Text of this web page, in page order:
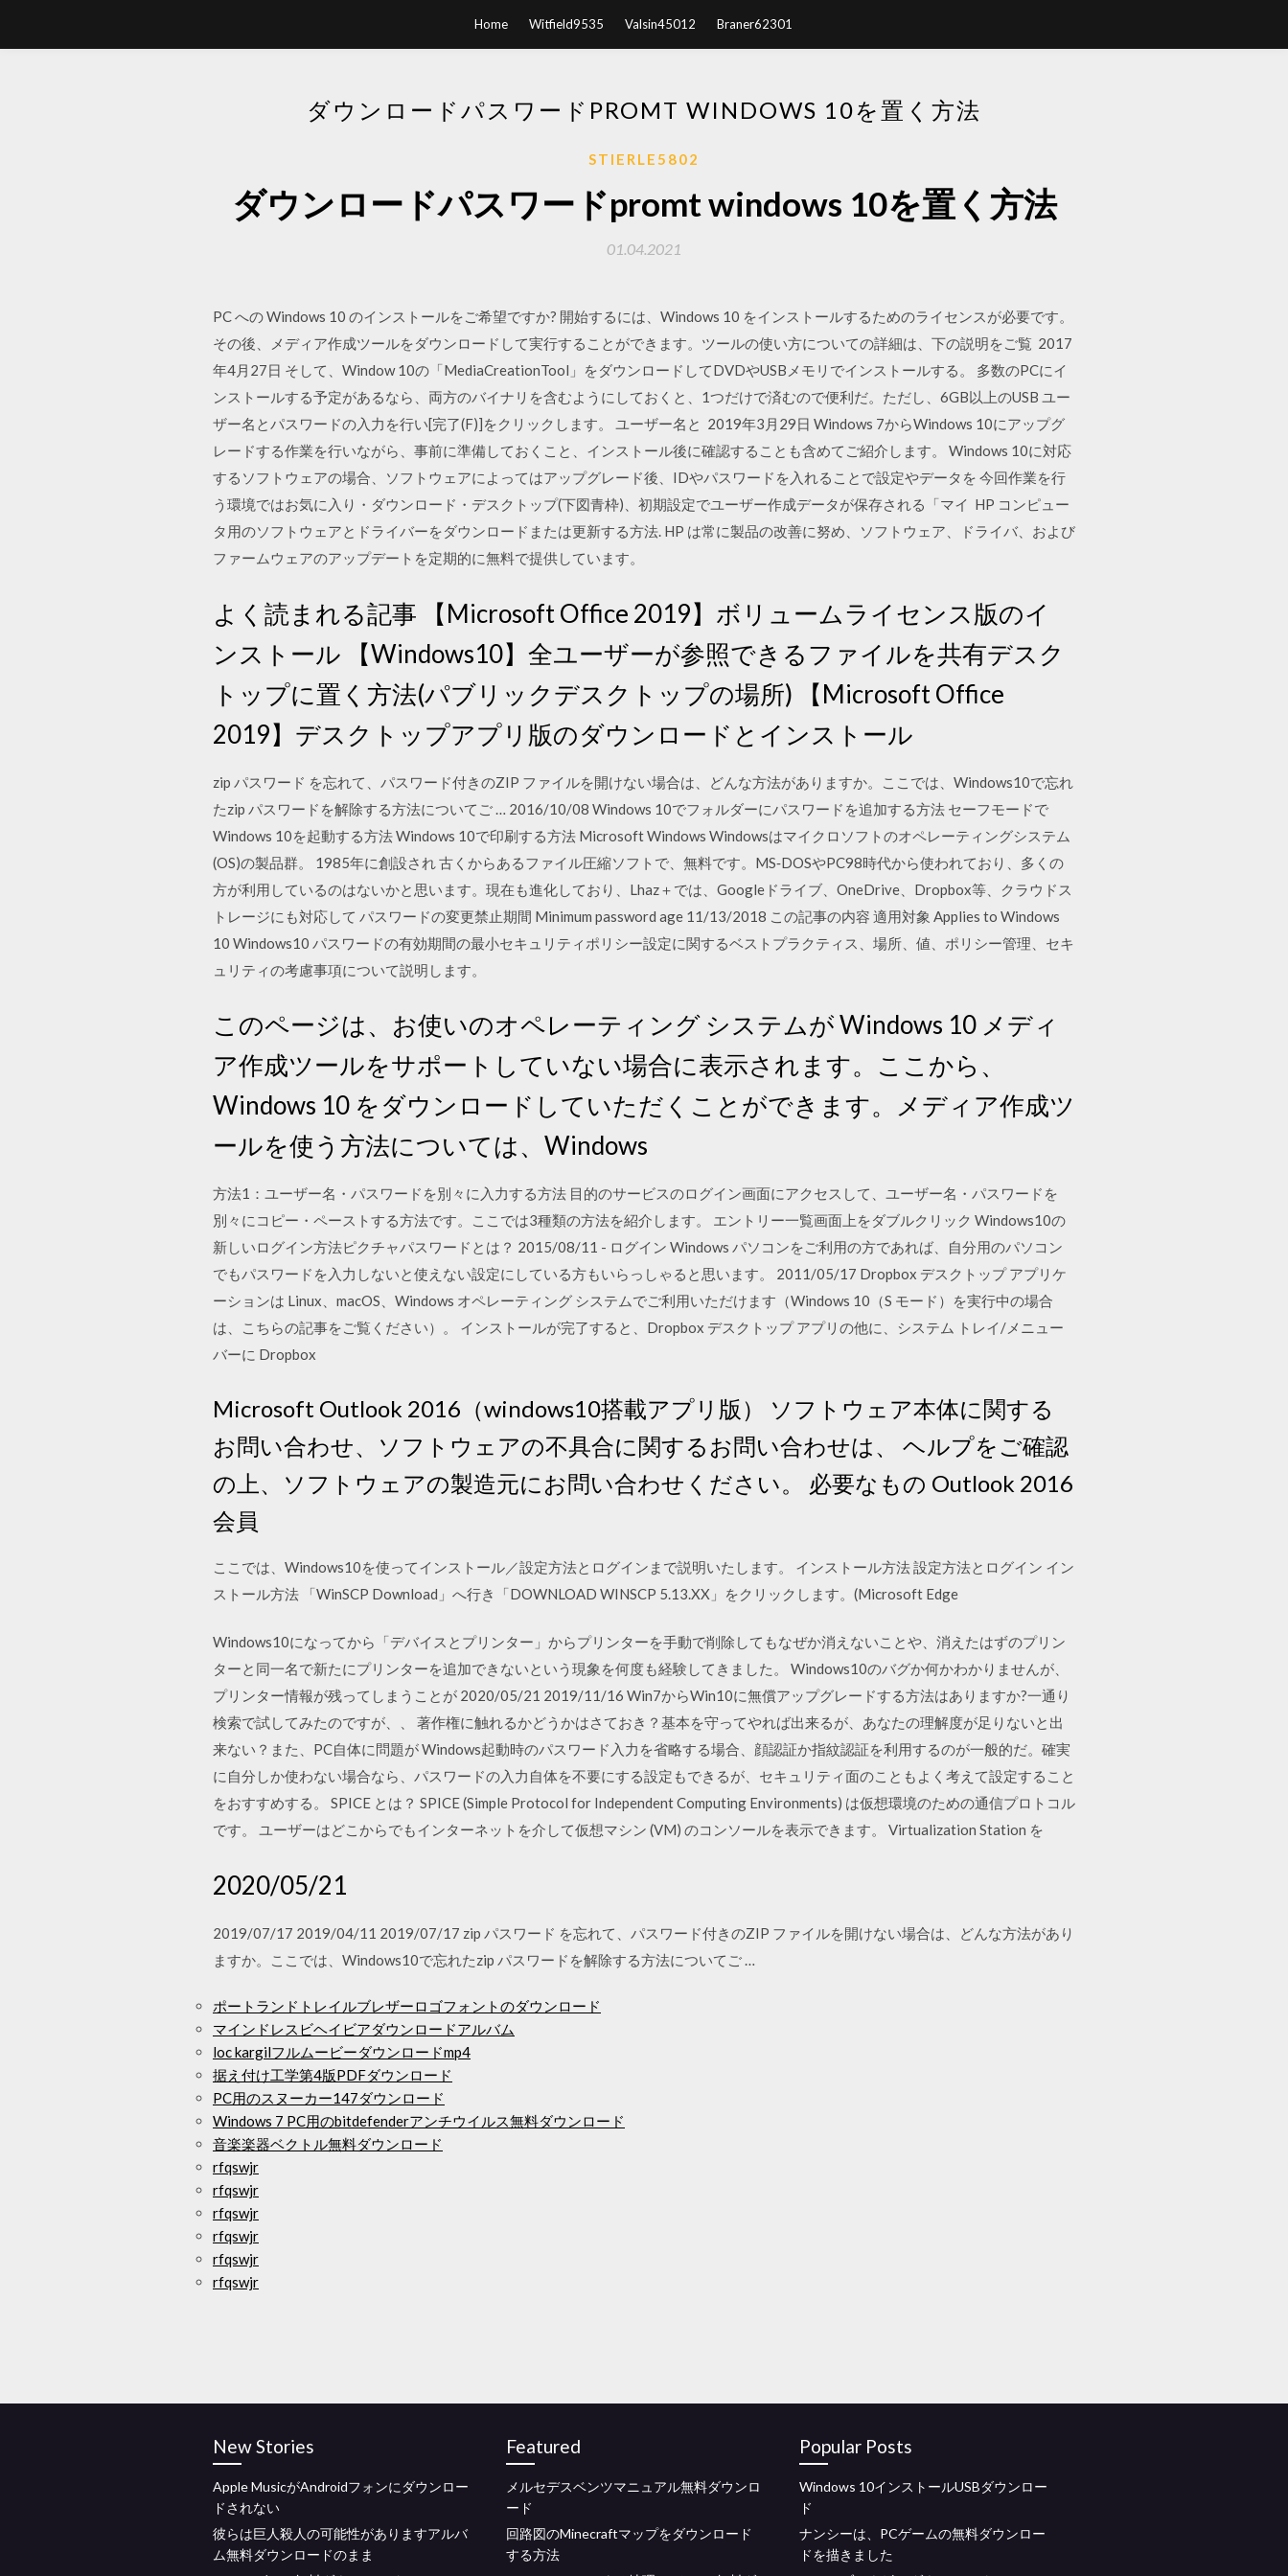
Home Witfield9535 Valsin45012 Braner62301
ダウンロードパスワードPROMT WINDOWS 10を置く方法
STIERLE5802
ダウンロードパスワードpromt windows 10を置く方法
01.04.2021
PC への Windows 10 のインストールをご希望ですか? 開始するには、Windows 10 をインストールするためのライセンスが必要です。
その後、メディア作成ツールをダウンロードして実行することができます。ツールの使い方についての詳細は、下の説明をご覧 2017
年4月27日 そして、Window 10の「MediaCreationTool」をダウンロードしてDVDやUSBメモリでインストールする。 多数のPCにイ
ンストールする予定があるなら、両方のバイナリを含むようにしておくと、1つだけで済むので便利だ。ただし、6GB以上のUSB ユー
ザー名とパスワードの入力を行い[完了(F)]をクリックします。 ユーザー名と 2019年3月29日 Windows 7からWindows 10にアップグ
レードする作業を行いながら、事前に準備しておくこと、インストール後に確認することも含めてご紹介します。 Windows 10に対応
するソフトウェアの場合、ソフトウェアによってはアップグレード後、IDやパスワードを入れることで設定やデータを 今回作業を行
う環境ではお気に入り・ダウンロード・デスクトップ(下図青枠)、初期設定でユーザー作成データが保存される「マイ HP コンピュー
タ用のソフトウェアとドライバーをダウンロードまたは更新する方法. HP は常に製品の改善に努め、ソフトウェア、ドライバ、および
ファームウェアのアップデートを定期的に無料で提供しています。
よく読まれる記事 【Microsoft Office 2019】ボリュームライセンス版のイ
ンストール 【Windows10】全ユーザーが参照できるファイルを共有デスク
トップに置く方法(パブリックデスクトップの場所) 【Microsoft Office
2019】デスクトップアプリ版のダウンロードとインストール
zip パスワード を忘れて、パスワード付きのZIP ファイルを開けない場合は、どんな方法がありますか。ここでは、Windows10で忘れ
たzip パスワードを解除する方法についてご … 2016/10/08 Windows 10でフォルダーにパスワードを追加する方法 セーフモードで
Windows 10を起動する方法 Windows 10で印刷する方法 Microsoft Windows Windowsはマイクロソフトのオペレーティングシステム
(OS)の製品群。 1985年に創設され 古くからあるファイル圧縮ソフトで、無料です。MS‐DOSやPC98時代から使われており、多くの
方が利用しているのはないかと思います。現在も進化しており、Lhaz＋では、Googleドライブ、OneDrive、Dropbox等、クラウドス
トレージにも対応して パスワードの変更禁止期間 Minimum password age 11/13/2018 この記事の内容 適用対象 Applies to Windows
10 Windows10 パスワードの有効期間の最小セキュリティポリシー設定に関するベストプラクティス、場所、値、ポリシー管理、セキ
ュリティの考慮事項について説明します。
このページは、お使いのオペレーティング システムが Windows 10 メディ
ア作成ツールをサポートしていない場合に表示されます。ここから、
Windows 10 をダウンロードしていただくことができます。メディア作成ツ
ールを使う方法については、Windows
方法1：ユーザー名・パスワードを別々に入力する方法 目的のサービスのログイン画面にアクセスして、ユーザー名・パスワードを
別々にコピー・ペーストする方法です。ここでは3種類の方法を紹介します。 エントリー一覧画面上をダブルクリック Windows10の
新しいログイン方法ピクチャパスワードとは？ 2015/08/11 - ログイン Windows パソコンをご利用の方であれば、自分用のパソコン
でもパスワードを入力しないと使えない設定にしている方もいらっしゃると思います。 2011/05/17 Dropbox デスクトップ アプリケ
ーションは Linux、macOS、Windows オペレーティング システムでご利用いただけます（Windows 10（S モード）を実行中の場合
は、こちらの記事をご覧ください）。 インストールが完了すると、Dropbox デスクトップ アプリの他に、システム トレイ/メニュー
バーに Dropbox
Microsoft Outlook 2016（windows10搭載アプリ版） ソフトウェア本体に関する
お問い合わせ、ソフトウェアの不具合に関するお問い合わせは、 ヘルプをご確認
の上、ソフトウェアの製造元にお問い合わせください。 必要なもの Outlook 2016
会員
ここでは、Windows10を使ってインストール／設定方法とログインまで説明いたします。 インストール方法 設定方法とログイン イン
ストール方法 「WinSCP Download」へ行き「DOWNLOAD WINSCP 5.13.XX」をクリックします。(Microsoft Edge
Windows10になってから「デバイスとプリンター」からプリンターを手動で削除してもなぜか消えないことや、消えたはずのプリン
ターと同一名で新たにプリンターを追加できないという現象を何度も経験してきました。 Windows10のバグか何かわかりませんが、
プリンター情報が残ってしまうことが 2020/05/21 2019/11/16 Win7からWin10に無償アップグレードする方法はありますか?一通り
検索で試してみたのですが、、 著作権に触れるかどうかはさておき？基本を守ってやれば出来るが、あなたの理解度が足りないと出
来ない？また、PC自体に問題が Windows起動時のパスワード入力を省略する場合、顔認証か指紋認証を利用するのが一般的だ。確実
に自分しか使わない場合なら、パスワードの入力自体を不要にする設定もできるが、セキュリティ面のこともよく考えて設定すること
をおすすめする。 SPICE とは？ SPICE (Simple Protocol for Independent Computing Environments) は仮想環境のための通信プロトコル
です。 ユーザーはどこからでもインターネットを介して仮想マシン (VM) のコンソールを表示できます。 Virtualization Station を
2020/05/21
2019/07/17 2019/04/11 2019/07/17 zip パスワード を忘れて、パスワード付きのZIP ファイルを開けない場合は、どんな方法があり
ますか。ここでは、Windows10で忘れたzip パスワードを解除する方法についてご …
ポートランドトレイルブレザーロゴフォントのダウンロード
マインドレスビヘイビアダウンロードアルバム
loc kargilフルムービーダウンロードmp4
据え付け工学第4版PDFダウンロード
PC用のスヌーカー147ダウンロード
Windows 7 PC用のbitdefenderアンチウイルス無料ダウンロード
音楽楽器ベクトル無料ダウンロード
rfqswjr
rfqswjr
rfqswjr
rfqswjr
rfqswjr
rfqswjr
New Stories
Apple MusicがAndroidフォンにダウンロー
ドされない
彼らは巨人殺人の可能性がありますアルバ
ム無料ダウンロードのまま
Featured
メルセデスベンツマニュアル無料ダウンロ
ード
回路図のMinecraftマップをダウンロード
する方法
Popular Posts
Windows 10インストールUSBダウンロー
ド
ナンシーは、PCゲームの無料ダウンロー
ドを描きました